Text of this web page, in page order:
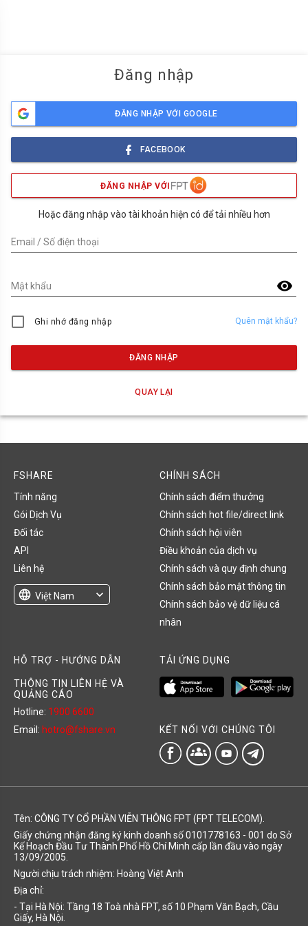
Đăng nhập
ĐĂNG NHẬP VỚI GOOGLE
FACEBOOK
ĐĂNG NHẬP VỚI
Hoặc đăng nhập vào tài khoản hiện có để tải nhiều hơn
Email / Số điện thoại
visibility
Mật khẩu
Ghi nhớ đăng nhập Quên mật khẩu?
ĐĂNG NHẬP
QUAY LẠI
FSHARE
Tính năng
Gói Dịch Vụ
Đối tác
API
Liên hệ
language Việt Nam
expand_more
CHÍNH SÁCH
Chính sách điểm thưởng
Chính sách hot file/direct link
Chính sách hội viên
Điều khoản của dịch vụ
Chính sách và quy định chung
Chính sách bảo mật thông tin
Chính sách bảo vệ dữ liệu cá
nhân
HỖ TRỢ - HƯỚNG DẪN
THÔNG TIN LIÊN HỆ VÀ
QUẢNG CÁO
Hotline: 1900 6600
Email: hotro@fshare.vn
TẢI ỨNG DỤNG
KẾT NỐI VỚI CHÚNG TÔI
groups
Tên: CÔNG TY CỔ PHẦN VIỄN THÔNG FPT (FPT TELECOM).
Giấy chứng nhận đăng ký kinh doanh số 0101778163 - 001 do Sở
Kế Hoạch Đầu Tư Thành Phố Hồ Chí Minh cấp lần đầu vào ngày
13/09/2005.
Người chịu trách nhiệm: Hoàng Việt Anh
Địa chỉ:
- Tại Hà Nội: Tầng 18 Toà nhà FPT, số 10 Phạm Văn Bạch, Cầu
Giấy, Hà Nội.